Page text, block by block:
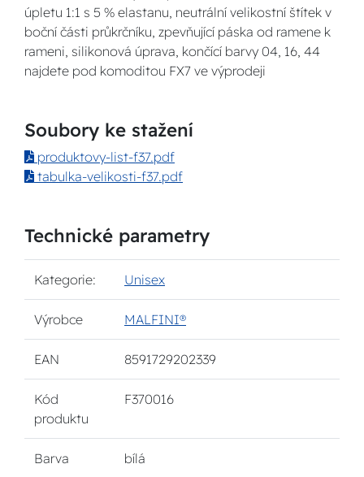
úpletu 1:1 s 5 % elastanu, neutrální velikostní štítek v
boční části průkrčníku, zpevňující páska od ramene k
rameni, silikonová úprava, končící barvy 04, 16, 44
najdete pod komoditou FX7 ve výprodeji
Soubory ke stažení
produktovy-list-f37.pdf
tabulka-velikosti-f37.pdf
Technické parametry
Kategorie: Unisex
Výrobce MALFINI®
EAN 8591729202339
Kód
produktu
F370016
Barva bílá